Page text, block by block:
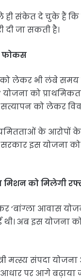
ही संकेत दे चुके
जा सकती है।
फोकस
को लेकर भी लंबे
को
को लेकर
के आरोपों के
इस योजना
को मिलेगी
‘बांग्ला आवास
अब इस योजना
मत्स्य संपदा योजना
पर आगे बढ़ाया